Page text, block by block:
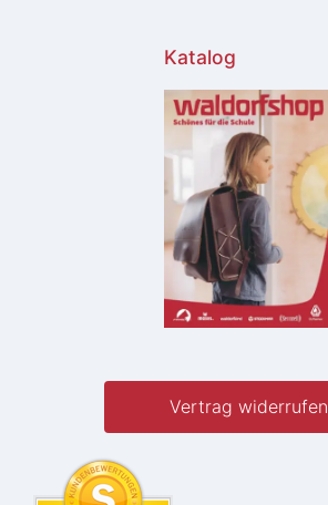
Katalog
Vertrag widerrufen